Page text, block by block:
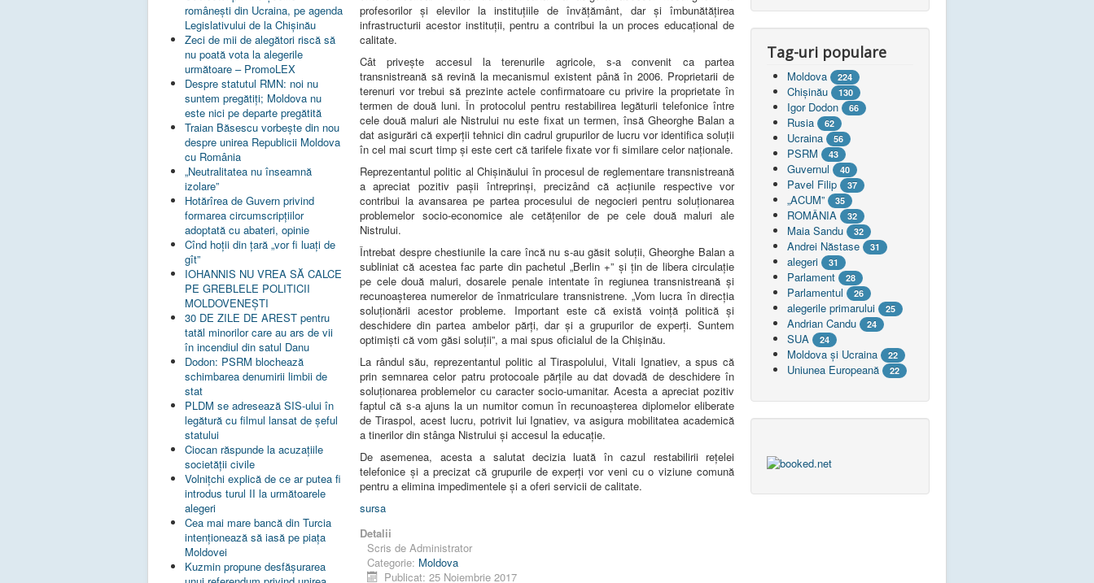
româneşti din Ucraina, pe agenda
Legislativului de la Chişinău
Zeci de mii de alegători riscă să
nu poată vota la alegerile
următoare – PromoLEX
Despre statutul RMN: noi nu
suntem pregătiți; Moldova nu
este nici pe departe pregătită
Traian Băsescu vorbește din nou
despre unirea Republicii Moldova
cu România
„Neutralitatea nu înseamnă
izolare”
Hotărîrea de Guvern privind
formarea circumscripțiilor
adoptată cu abateri, opinie
Cînd hoții din țară „vor fi luați de
gît”
IOHANNIS NU VREA SĂ CALCE
PE GREBLELE POLITICII
MOLDOVENEȘTI
30 DE ZILE DE AREST pentru
tatăl minorilor care au ars de vii
în incendiul din satul Danu
Dodon: PSRM blochează
schimbarea denumirii limbii de
stat
PLDM se adresează SIS-ului în
legătură cu filmul lansat de șeful
statului
Ciocan răspunde la acuzațiile
societății civile
Volnițchi explică de ce ar putea fi
introdus turul II la următoarele
alegeri
Cea mai mare bancă din Turcia
intenționează să iasă pe piața
Moldovei
Kuzmin propune desfășurarea
profesorilor și elevilor la instituțiile de învățământ, dar și îmbunătățirea
infrastructurii acestor instituții, pentru a contribui la un proces educațional de
calitate.
Cât privește accesul la terenurile agricole, s-a convenit ca partea
transnistreană să revină la mecanismul existent până în 2006. Proprietarii de
terenuri vor trebui să prezinte actele confirmatoare cu privire la proprietate în
termen de două luni. În protocolul pentru restabilirea legăturii telefonice între
cele două maluri ale Nistrului nu este fixat un termen, însă Gheorghe Balan a
dat asigurări că experții tehnici din cadrul grupurilor de lucru vor identifica soluții
în cel mai scurt timp și este cert că tarifele fixate vor fi similare celor naționale.
Reprezentantul politic al Chișinăului în procesul de reglementare transnistreană
a apreciat pozitiv pașii întreprinși, precizând că acțiunile respective vor
contribui la avansarea pe partea procesului de negocieri pentru soluționarea
problemelor socio-economice ale cetățenilor de pe cele două maluri ale
Nistrului.
Întrebat despre chestiunile la care încă nu s-au găsit soluții, Gheorghe Balan a
subliniat că acestea fac parte din pachetul „Berlin +” și țin de libera circulație
pe cele două maluri, dosarele penale intentate în regiunea transnistreană și
recunoașterea numerelor de înmatriculare transnistrene. „Vom lucra în direcția
soluționării acestor probleme. Important este că există voință politică și
deschidere din partea ambelor părți, dar și a grupurilor de experți. Suntem
optimiști că vom găsi soluții”, a mai spus oficialul de la Chișinău.
La rândul său, reprezentantul politic al Tiraspolului, Vitali Ignatiev, a spus că
prin semnarea celor patru protocoale părțile au dat dovadă de deschidere în
soluționarea problemelor cu caracter socio-umanitar. Acesta a apreciat pozitiv
faptul că s-a ajuns la un numitor comun în recunoașterea diplomelor eliberate
de Tiraspol, acest lucru, potrivit lui Ignatiev, va asigura mobilitatea academică
a tinerilor din stânga Nistrului și accesul la educație.
De asemenea, acesta a salutat decizia luată în cazul restabilirii rețelei
telefonice și a precizat că grupurile de experți vor veni cu o viziune comună
pentru a elimina impedimentele și a oferi servicii de calitate.
sursa
Detalii
Scris de Administrator
Categorie: Moldova
Publicat: 25 Noiembrie 2017
Tag-uri populare
Moldova 224
Chişinău 130
Igor Dodon 66
Rusia 62
Ucraina 56
PSRM 43
Guvernul 40
Pavel Filip 37
„ACUM” 35
ROMÂNIA 32
Maia Sandu 32
Andrei Năstase 31
alegeri 31
Parlament 28
Parlamentul 26
alegerile primarului 25
Andrian Candu 24
SUA 24
Moldova și Ucraina 22
Uniunea Europeană 22